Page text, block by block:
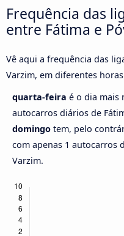
Frequência das
entre Fátima e
Vê aqui a frequência das
Varzim, em diferentes
quarta-feira é o dia mais
autocarros diários de
domingo tem, pelo
com apenas 1 autocarros
Varzim.